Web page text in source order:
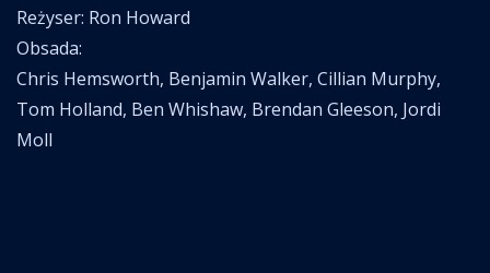
Reżyser: Ron Howard
Obsada:
Chris Hemsworth, Benjamin Walker, Cillian Murphy,
Tom Holland, Ben Whishaw, Brendan Gleeson, Jordi
Moll